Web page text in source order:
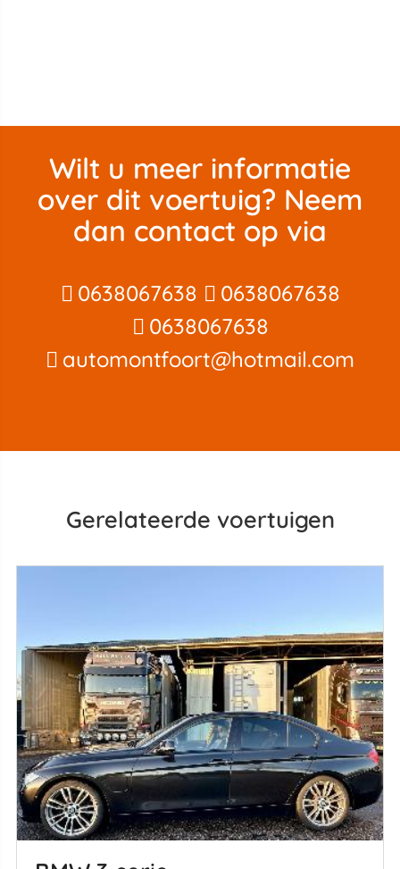
Wilt u meer informatie
over dit voertuig? Neem
dan contact op via
0638067638
0638067638
0638067638
automontfoort@hotmail.com
Gerelateerde voertuigen